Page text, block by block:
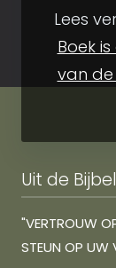
Lees
Boek
van de
Uit de Bijbel
"VERTROUW
STEUN OP UW